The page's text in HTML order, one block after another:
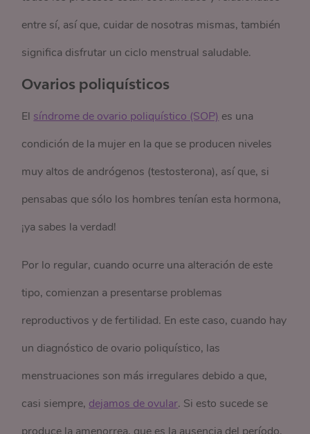
entre sí, así que, cuidar de nosotras mismas, también
significa disfrutar un ciclo menstrual saludable.
Ovarios poliquísticos
El síndrome de ovario poliquístico (SOP) es una
condición de la mujer en la que se producen niveles
muy altos de andrógenos (testosterona), así que, si
pensabas que sólo los hombres tenían esta hormona,
¡ya sabes la verdad!
Por lo regular, cuando ocurre una alteración de este
tipo, comienzan a presentarse problemas
reproductivos y de fertilidad. En este caso, cuando hay
un diagnóstico de ovario poliquístico, las
menstruaciones son más irregulares debido a que,
casi siempre, dejamos de ovular. Si esto sucede se